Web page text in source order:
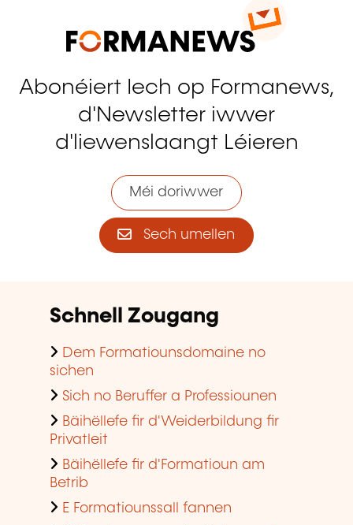
Abonéiert Iech op Formanews,
d'Newsletter iwwer
d'liewenslaangt Léieren
Méi doriwwer
Sech umellen
Schnell Zougang
Dem Formatiounsdomaine no
sichen
Sich no Beruffer a Professiounen
Bäihëllefe fir d'Weiderbildung fir
Privatleit
Bäihëllefe fir d'Formatioun am
Betrib
E Formatiounssall fannen